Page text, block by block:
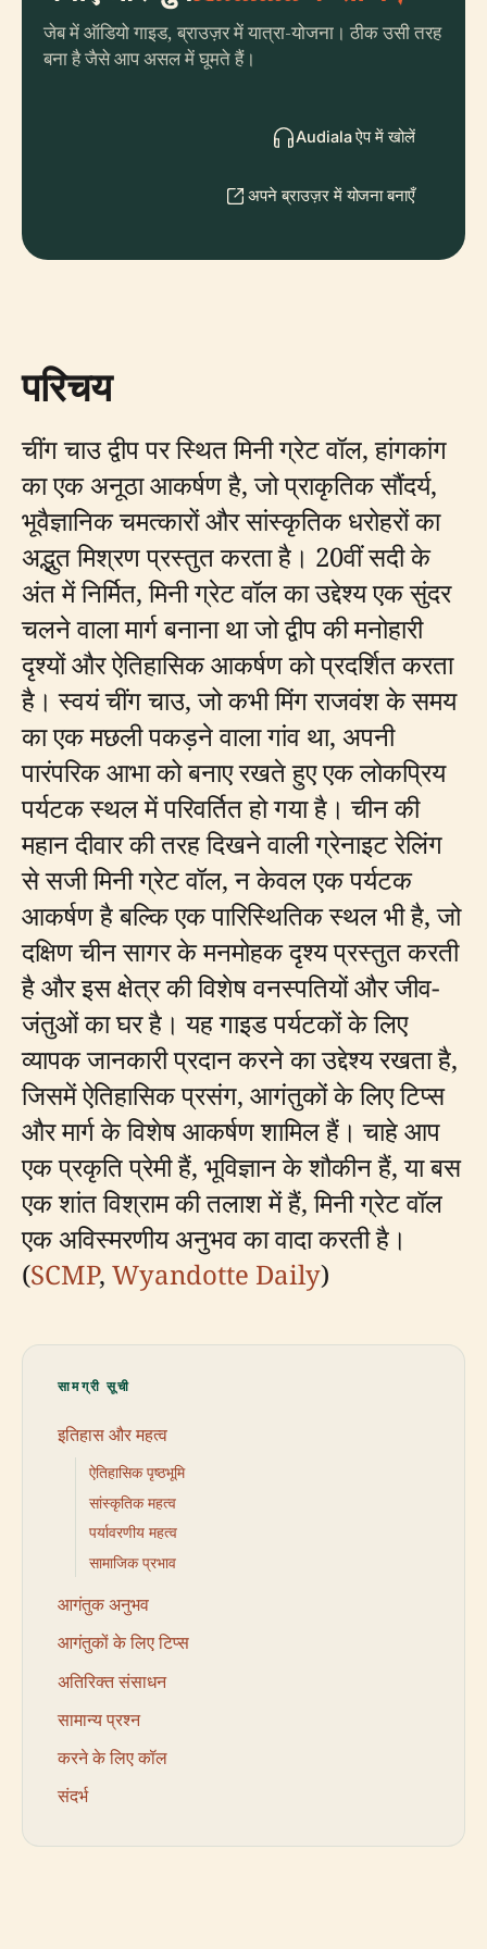
जेब में ऑडियो गाइड, ब्राउज़र में यात्रा-योजना। ठीक उसी तरह
बना है जैसे आप असल में घूमते हैं।
Audiala ऐप में खोलें
अपने ब्राउज़र में योजना बनाएँ
परिचय
चींग चाउ द्वीप पर स्थित मिनी ग्रेट वॉल, हांगकांग
का एक अनूठा आकर्षण है, जो प्राकृतिक सौंदर्य,
भूवैज्ञानिक चमत्कारों और सांस्कृतिक धरोहरों का
अद्भुत मिश्रण प्रस्तुत करता है। 20वीं सदी के
अंत में निर्मित, मिनी ग्रेट वॉल का उद्देश्य एक सुंदर
चलने वाला मार्ग बनाना था जो द्वीप की मनोहारी
दृश्यों और ऐतिहासिक आकर्षण को प्रदर्शित करता
है। स्वयं चींग चाउ, जो कभी मिंग राजवंश के समय
का एक मछली पकड़ने वाला गांव था, अपनी
पारंपरिक आभा को बनाए रखते हुए एक लोकप्रिय
पर्यटक स्थल में परिवर्तित हो गया है। चीन की
महान दीवार की तरह दिखने वाली ग्रेनाइट रेलिंग
से सजी मिनी ग्रेट वॉल, न केवल एक पर्यटक
आकर्षण है बल्कि एक पारिस्थितिक स्थल भी है, जो
दक्षिण चीन सागर के मनमोहक दृश्य प्रस्तुत करती
है और इस क्षेत्र की विशेष वनस्पतियों और जीव-
जंतुओं का घर है। यह गाइड पर्यटकों के लिए
व्यापक जानकारी प्रदान करने का उद्देश्य रखता है,
जिसमें ऐतिहासिक प्रसंग, आगंतुकों के लिए टिप्स
और मार्ग के विशेष आकर्षण शामिल हैं। चाहे आप
एक प्रकृति प्रेमी हैं, भूविज्ञान के शौकीन हैं, या बस
एक शांत विश्राम की तलाश में हैं, मिनी ग्रेट वॉल
एक अविस्मरणीय अनुभव का वादा करती है।
(SCMP, Wyandotte Daily)
सामग्री सूची
इतिहास और महत्व
ऐतिहासिक पृष्ठभूमि
सांस्कृतिक महत्व
पर्यावरणीय महत्व
सामाजिक प्रभाव
आगंतुक अनुभव
आगंतुकों के लिए टिप्स
अतिरिक्त संसाधन
सामान्य प्रश्न
करने के लिए कॉल
संदर्भ